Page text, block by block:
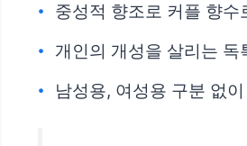
중성적 향조로 커플 향수
개인의 개성을 살리는 독
남성용, 여성용 구분 없